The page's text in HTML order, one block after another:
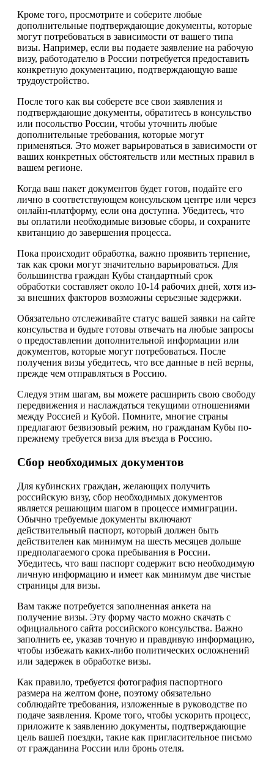
Кроме того, просмотрите и соберите любые
дополнительные подтверждающие документы, которые
могут потребоваться в зависимости от вашего типа
визы. Например, если вы подаете заявление на рабочую
визу, работодателю в России потребуется предоставить
конкретную документацию, подтверждающую ваше
трудоустройство.
После того как вы соберете все свои заявления и
подтверждающие документы, обратитесь в консульство
или посольство России, чтобы уточнить любые
дополнительные требования, которые могут
применяться. Это может варьироваться в зависимости от
ваших конкретных обстоятельств или местных правил в
вашем регионе.
Когда ваш пакет документов будет готов, подайте его
лично в соответствующем консульском центре или через
онлайн-платформу, если она доступна. Убедитесь, что
вы оплатили необходимые визовые сборы, и сохраните
квитанцию до завершения процесса.
Пока происходит обработка, важно проявить терпение,
так как сроки могут значительно варьироваться. Для
большинства граждан Кубы стандартный срок
обработки составляет около 10-14 рабочих дней, хотя из-
за внешних факторов возможны серьезные задержки.
Обязательно отслеживайте статус вашей заявки на сайте
консульства и будьте готовы отвечать на любые запросы
о предоставлении дополнительной информации или
документов, которые могут потребоваться. После
получения визы убедитесь, что все данные в ней верны,
прежде чем отправляться в Россию.
Следуя этим шагам, вы можете расширить свою свободу
передвижения и наслаждаться текущими отношениями
между Россией и Кубой. Помните, многие страны
предлагают безвизовый режим, но гражданам Кубы по-
прежнему требуется виза для въезда в Россию.
Сбор необходимых документов
Для кубинских граждан, желающих получить
российскую визу, сбор необходимых документов
является решающим шагом в процессе иммиграции.
Обычно требуемые документы включают
действительный паспорт, который должен быть
действителен как минимум на шесть месяцев дольше
предполагаемого срока пребывания в России.
Убедитесь, что ваш паспорт содержит всю необходимую
личную информацию и имеет как минимум две чистые
страницы для визы.
Вам также потребуется заполненная анкета на
получение визы. Эту форму часто можно скачать с
официального сайта российского консульства. Важно
заполнить ее, указав точную и правдивую информацию,
чтобы избежать каких-либо политических осложнений
или задержек в обработке визы.
Как правило, требуется фотография паспортного
размера на желтом фоне, поэтому обязательно
соблюдайте требования, изложенные в руководстве по
подаче заявления. Кроме того, чтобы ускорить процесс,
приложите к заявлению документы, подтверждающие
цель вашей поездки, такие как пригласительное письмо
от гражданина России или бронь отеля.